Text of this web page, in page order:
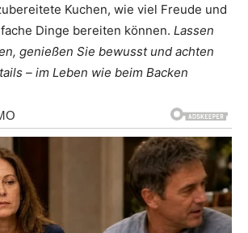
Kuchen, wie viel Freude und
Dinge bereiten können. Lassen
genießen Sie bewusst und achten
– im Leben wie beim Backen